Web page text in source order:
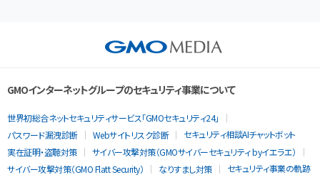
GMOインターネットグループのセキュリティ事業について
世界初総合ネットセキュリティサービス「GMOセキュリティ24」
パスワード漏洩診断
Webサイトリスク診断
セキュリティ相談AIチャットボット
実在証明・盗聴対策
サイバー攻撃対策（GMOサイバーセキュリティ byイエラエ）
サイバー攻撃対策（GMO Flatt Security）
なりすまし対策 セキュリティ事業の軌跡